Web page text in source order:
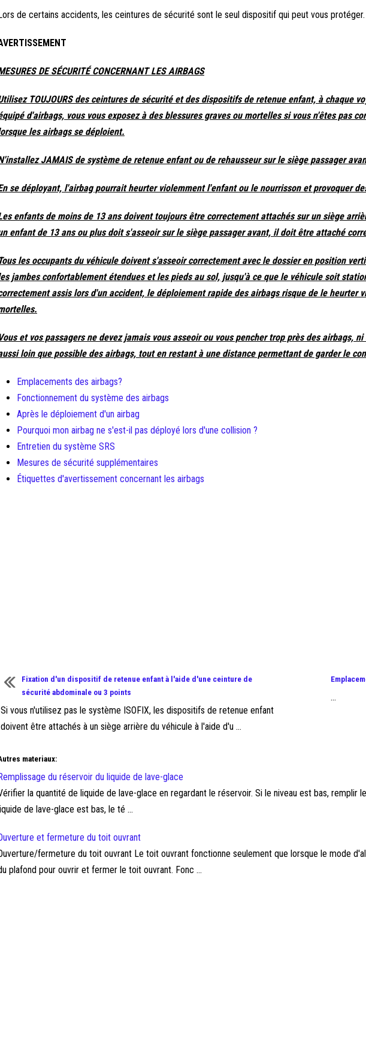
de certains accidents, les ceintures de sécurité sont le seul dispositif qui peut vous protéger.
DE SÉCURITÉ CONCERNANT LES AIRBAGS
TOUJOURS des ceintures de sécurité et des dispositifs de retenue enfant, à chaque
d'airbags, vous vous exposez à des blessures graves ou mortelles si vous n'êtes pas
les airbags se déploient.
JAMAIS de système de retenue enfant ou de rehausseur sur le siège passager
se déployant, l'airbag pourrait heurter violemment l'enfant ou le nourrisson et provoquer
enfants de moins de 13 ans doivent toujours être correctement attachés sur un siège
enfant de 13 ans ou plus doit s'asseoir sur le siège passager avant, il doit être attaché
les occupants du véhicule doivent s'asseoir correctement avec le dossier en position
jambes confortablement étendues et les pieds au sol, jusqu'à ce que le véhicule soit
assis lors d'un accident, le déploiement rapide des airbags risque de le heurter
et vos passagers ne devez jamais vous asseoir ou vous pencher trop près des airbags,
loin que possible des airbags, tout en restant à une distance permettant de garder le
Emplacements des airbags?
Fonctionnement du système des airbags
Après le déploiement d'un airbag
Pourquoi mon airbag ne s'est-il pas déployé lors d'une collision ?
Entretien du système SRS
Mesures de sécurité supplémentaires
Étiquettes d'avertissement concernant les airbags
Fixation d'un dispositif de retenue enfant à l'aide d'une ceinture de
sécurité abdominale ou 3 points
Si vous n'utilisez pas le système ISOFIX, les dispositifs de retenue enfant
doivent être attachés à un siège arrière du véhicule à l'aide d'u ...
...
materiaux:
du réservoir du liquide de lave-glace
la quantité de liquide de lave-glace en regardant le réservoir. Si le niveau est bas, remplir
de lave-glace est bas, le té ...
et fermeture du toit ouvrant
fermeture du toit ouvrant Le toit ouvrant fonctionne seulement que lorsque le mode
plafond pour ouvrir et fermer le toit ouvrant. Fonc ...